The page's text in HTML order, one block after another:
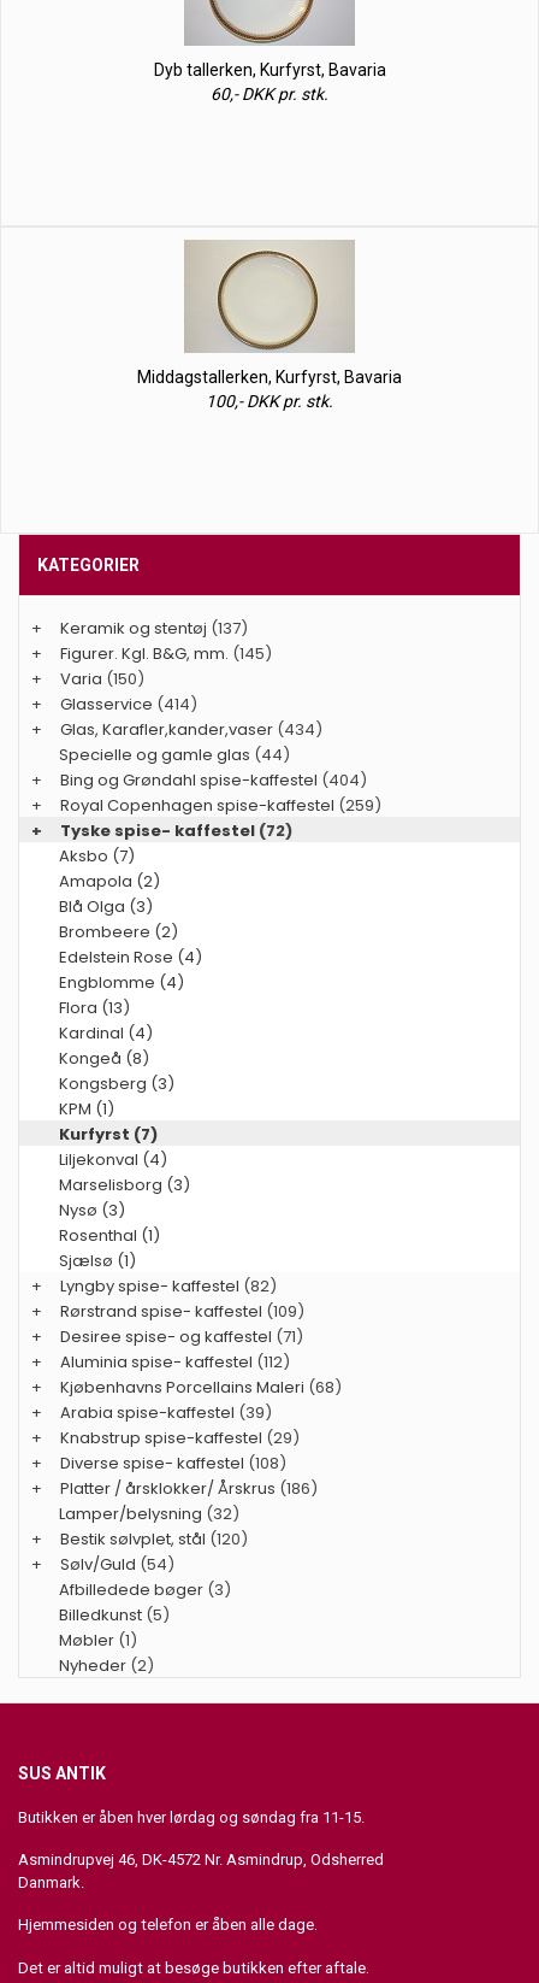
Dyb tallerken, Kurfyrst, Bavaria
60,- DKK pr. stk.
Middagstallerken, Kurfyrst, Bavaria
100,- DKK pr. stk.
KATEGORIER
+ Keramik og stentøj (137)
+
Figurer. Kgl. B&G, mm. (145)
+
Varia (150)
+
Glasservice (414)
+
Glas, Karafler,kander,vaser (434)
Specielle og gamle glas (44)
+
Bing og Grøndahl spise-kaffestel (404)
+
Royal Copenhagen spise-kaffestel (259)
+
Tyske spise- kaffestel (72)
Aksbo (7)
Amapola (2)
Blå Olga (3)
Brombeere (2)
Edelstein Rose (4)
Engblomme (4)
Flora (13)
Kardinal (4)
Kongeå (8)
Kongsberg (3)
KPM (1)
Kurfyrst (7)
Liljekonval (4)
Marselisborg (3)
Nysø (3)
Rosenthal (1)
Sjælsø (1)
+
Lyngby spise- kaffestel (82)
+
Rørstrand spise- kaffestel (109)
+
Desiree spise- og kaffestel (71)
+
Aluminia spise- kaffestel (112)
+
Kjøbenhavns Porcellains Maleri (68)
+
Arabia spise-kaffestel (39)
+
Knabstrup spise-kaffestel (29)
+
Diverse spise- kaffestel (108)
+
Platter / årsklokker/ Årskrus (186)
Lamper/belysning (32)
+
Bestik sølvplet, stål (120)
+
Sølv/Guld (54)
Afbilledede bøger (3)
Billedkunst (5)
Møbler (1)
Nyheder (2)
SUS ANTIK
Butikken er åben hver lørdag og søndag fra 11-15.
Asmindrupvej 46, DK-4572 Nr. Asmindrup, Odsherred
Danmark.
Hjemmesiden og telefon er åben alle dage.
Det er altid muligt at besøge butikken efter aftale.